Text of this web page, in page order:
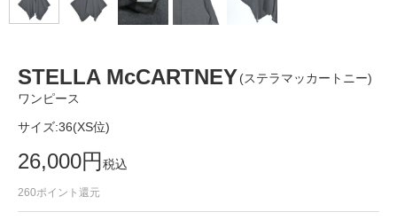
STELLA McCARTNEY(ステラマッカートニー)
ワンピース
サイズ:36(XS位)
26,000円税込
260ポイント還元